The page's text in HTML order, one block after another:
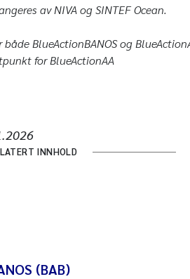
av NIVA og SINTEF Ocean.
BlueActionBANOS og
for BlueActionAA
INNHOLD
(BAB)